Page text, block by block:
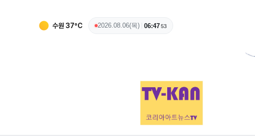
수원 37ºC 2026.08.06(목) 06:4754